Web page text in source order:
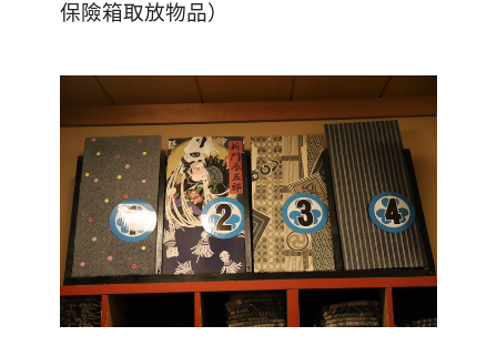
保險箱取放物品）